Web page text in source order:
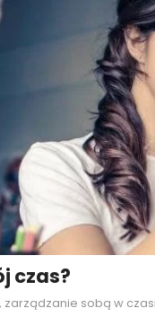
czas?
, zarządzanie sobą w